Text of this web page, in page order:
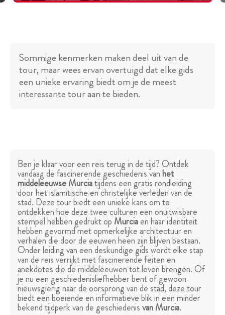
Sommige kenmerken maken deel uit van de
tour, maar wees ervan overtuigd dat elke gids
een unieke ervaring biedt om je de meest
interessante tour aan te bieden.
Ben je klaar voor een reis terug in de tijd? Ontdek
vandaag de fascinerende geschiedenis vanhet
middeleeuwse Murciatijdens een gratis rondleiding
door het islamitische en christelijke verleden van de
stad. Deze tour biedt een unieke kans om te
ontdekken hoe deze twee culturen een onuitwisbare
stempel hebben gedrukt op Murciaen haar identiteit
hebben gevormd met opmerkelijke architectuur en
verhalen die door de eeuwen heen zijn blijven bestaan.
Onder leiding van een deskundige gids wordt elke stap
van de reis verrijkt met fascinerende feiten en
anekdotes die de middeleeuwen tot leven brengen. Of
je nu een geschiedenisliefhebber bent of gewoon
nieuwsgierig naar de oorsprong van de stad, deze tour
biedt een boeiende en informatieve blik in een minder
bekend tijdperk van de geschiedenisvan Murcia.